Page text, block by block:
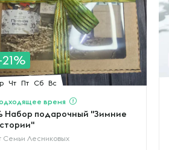
21%
Чт Пт Сб Вс
время
Набор подарочный "Зимние
Семьи Лесниковых